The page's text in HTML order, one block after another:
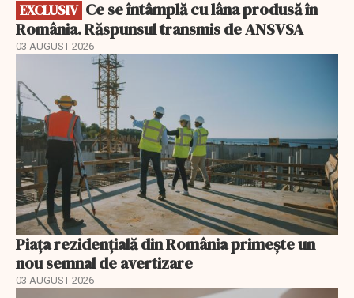
EXCLUSIV
România. Răspunsul transmis de ANSVSA
03 AUGUST 2026
Piața rezidențială din România primește un
nou semnal de avertizare
03 AUGUST 2026